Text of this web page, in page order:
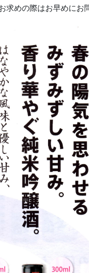
求めの際はお早めにお